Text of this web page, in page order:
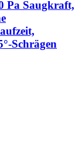
Pa Saugkraft,
Schrägen